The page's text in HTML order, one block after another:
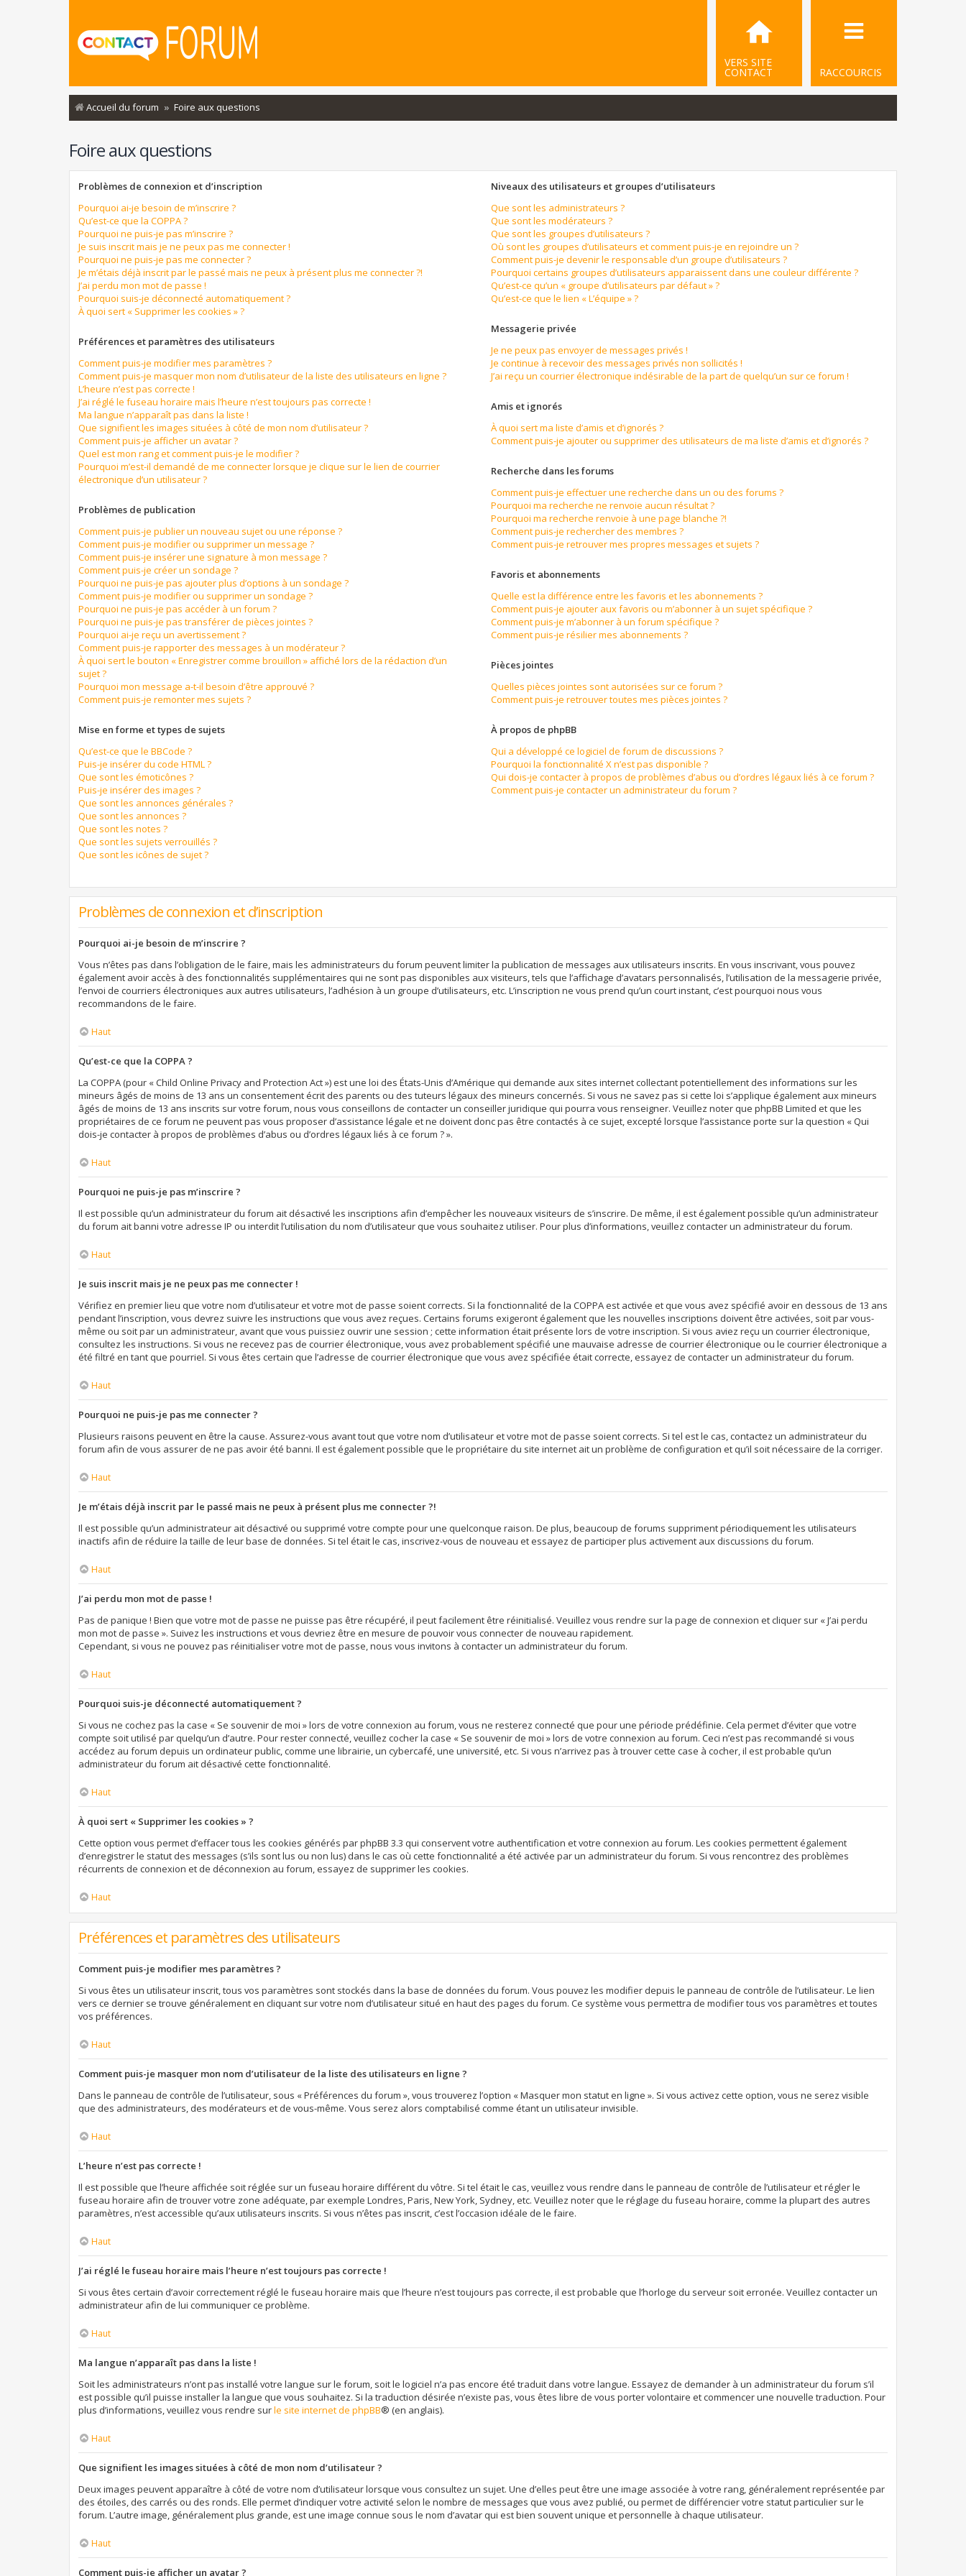
RACCOURCIS
VERS SITE
CONTACT
Accueil du forum Foire aux questions
Foire aux questions
Problèmes de connexion et d’inscription
Pourquoi ai-je besoin de m’inscrire ?
Qu’est-ce que la COPPA ?
Pourquoi ne puis-je pas m’inscrire ?
Je suis inscrit mais je ne peux pas me connecter !
Pourquoi ne puis-je pas me connecter ?
Je m’étais déjà inscrit par le passé mais ne peux à présent plus me connecter ?!
J’ai perdu mon mot de passe !
Pourquoi suis-je déconnecté automatiquement ?
À quoi sert « Supprimer les cookies » ?
Préférences et paramètres des utilisateurs
Comment puis-je modifier mes paramètres ?
Comment puis-je masquer mon nom d’utilisateur de la liste des utilisateurs en ligne ?
L’heure n’est pas correcte !
J’ai réglé le fuseau horaire mais l’heure n’est toujours pas correcte !
Ma langue n’apparaît pas dans la liste !
Que signifient les images situées à côté de mon nom d’utilisateur ?
Comment puis-je afficher un avatar ?
Quel est mon rang et comment puis-je le modifier ?
Pourquoi m’est-il demandé de me connecter lorsque je clique sur le lien de courrier
électronique d’un utilisateur ?
Problèmes de publication
Comment puis-je publier un nouveau sujet ou une réponse ?
Comment puis-je modifier ou supprimer un message ?
Comment puis-je insérer une signature à mon message ?
Comment puis-je créer un sondage ?
Pourquoi ne puis-je pas ajouter plus d’options à un sondage ?
Comment puis-je modifier ou supprimer un sondage ?
Pourquoi ne puis-je pas accéder à un forum ?
Pourquoi ne puis-je pas transférer de pièces jointes ?
Pourquoi ai-je reçu un avertissement ?
Comment puis-je rapporter des messages à un modérateur ?
À quoi sert le bouton « Enregistrer comme brouillon » affiché lors de la rédaction d’un
sujet ?
Pourquoi mon message a-t-il besoin d’être approuvé ?
Comment puis-je remonter mes sujets ?
Mise en forme et types de sujets
Qu’est-ce que le BBCode ?
Puis-je insérer du code HTML ?
Que sont les émoticônes ?
Puis-je insérer des images ?
Que sont les annonces générales ?
Que sont les annonces ?
Que sont les notes ?
Que sont les sujets verrouillés ?
Que sont les icônes de sujet ?
Niveaux des utilisateurs et groupes d’utilisateurs
Que sont les administrateurs ?
Que sont les modérateurs ?
Que sont les groupes d’utilisateurs ?
Où sont les groupes d’utilisateurs et comment puis-je en rejoindre un ?
Comment puis-je devenir le responsable d’un groupe d’utilisateurs ?
Pourquoi certains groupes d’utilisateurs apparaissent dans une couleur différente ?
Qu’est-ce qu’un « groupe d’utilisateurs par défaut » ?
Qu’est-ce que le lien « L’équipe » ?
Messagerie privée
Je ne peux pas envoyer de messages privés !
Je continue à recevoir des messages privés non sollicités !
J’ai reçu un courrier électronique indésirable de la part de quelqu’un sur ce forum !
Amis et ignorés
À quoi sert ma liste d’amis et d’ignorés ?
Comment puis-je ajouter ou supprimer des utilisateurs de ma liste d’amis et d’ignorés ?
Recherche dans les forums
Comment puis-je effectuer une recherche dans un ou des forums ?
Pourquoi ma recherche ne renvoie aucun résultat ?
Pourquoi ma recherche renvoie à une page blanche ?!
Comment puis-je rechercher des membres ?
Comment puis-je retrouver mes propres messages et sujets ?
Favoris et abonnements
Quelle est la différence entre les favoris et les abonnements ?
Comment puis-je ajouter aux favoris ou m’abonner à un sujet spécifique ?
Comment puis-je m’abonner à un forum spécifique ?
Comment puis-je résilier mes abonnements ?
Pièces jointes
Quelles pièces jointes sont autorisées sur ce forum ?
Comment puis-je retrouver toutes mes pièces jointes ?
À propos de phpBB
Qui a développé ce logiciel de forum de discussions ?
Pourquoi la fonctionnalité X n’est pas disponible ?
Qui dois-je contacter à propos de problèmes d’abus ou d’ordres légaux liés à ce forum ?
Comment puis-je contacter un administrateur du forum ?
Problèmes de connexion et d’inscription
Pourquoi ai-je besoin de m’inscrire ?
Vous n’êtes pas dans l’obligation de le faire, mais les administrateurs du forum peuvent limiter la publication de messages aux utilisateurs inscrits. En vous inscrivant, vous pouvez
également avoir accès à des fonctionnalités supplémentaires qui ne sont pas disponibles aux visiteurs, tels que l’affichage d’avatars personnalisés, l’utilisation de la messagerie privée,
l’envoi de courriers électroniques aux autres utilisateurs, l’adhésion à un groupe d’utilisateurs, etc. L’inscription ne vous prend qu’un court instant, c’est pourquoi nous vous
recommandons de le faire.
Haut
Qu’est-ce que la COPPA ?
La COPPA (pour « Child Online Privacy and Protection Act ») est une loi des États-Unis d’Amérique qui demande aux sites internet collectant potentiellement des informations sur les
mineurs âgés de moins de 13 ans un consentement écrit des parents ou des tuteurs légaux des mineurs concernés. Si vous ne savez pas si cette loi s’applique également aux mineurs
âgés de moins de 13 ans inscrits sur votre forum, nous vous conseillons de contacter un conseiller juridique qui pourra vous renseigner. Veuillez noter que phpBB Limited et que les
propriétaires de ce forum ne peuvent pas vous proposer d’assistance légale et ne doivent donc pas être contactés à ce sujet, excepté lorsque l’assistance porte sur la question « Qui
dois-je contacter à propos de problèmes d’abus ou d’ordres légaux liés à ce forum ? ».
Haut
Pourquoi ne puis-je pas m’inscrire ?
Il est possible qu’un administrateur du forum ait désactivé les inscriptions afin d’empêcher les nouveaux visiteurs de s’inscrire. De même, il est également possible qu’un administrateur
du forum ait banni votre adresse IP ou interdit l’utilisation du nom d’utilisateur que vous souhaitez utiliser. Pour plus d’informations, veuillez contacter un administrateur du forum.
Haut
Je suis inscrit mais je ne peux pas me connecter !
Vérifiez en premier lieu que votre nom d’utilisateur et votre mot de passe soient corrects. Si la fonctionnalité de la COPPA est activée et que vous avez spécifié avoir en dessous de 13 ans
pendant l’inscription, vous devrez suivre les instructions que vous avez reçues. Certains forums exigeront également que les nouvelles inscriptions doivent être activées, soit par vous-
même ou soit par un administrateur, avant que vous puissiez ouvrir une session ; cette information était présente lors de votre inscription. Si vous aviez reçu un courrier électronique,
consultez les instructions. Si vous ne recevez pas de courrier électronique, vous avez probablement spécifié une mauvaise adresse de courrier électronique ou le courrier électronique a
été filtré en tant que pourriel. Si vous êtes certain que l’adresse de courrier électronique que vous avez spécifiée était correcte, essayez de contacter un administrateur du forum.
Haut
Pourquoi ne puis-je pas me connecter ?
Plusieurs raisons peuvent en être la cause. Assurez-vous avant tout que votre nom d’utilisateur et votre mot de passe soient corrects. Si tel est le cas, contactez un administrateur du
forum afin de vous assurer de ne pas avoir été banni. Il est également possible que le propriétaire du site internet ait un problème de configuration et qu’il soit nécessaire de la corriger.
Haut
Je m’étais déjà inscrit par le passé mais ne peux à présent plus me connecter ?!
Il est possible qu’un administrateur ait désactivé ou supprimé votre compte pour une quelconque raison. De plus, beaucoup de forums suppriment périodiquement les utilisateurs
inactifs afin de réduire la taille de leur base de données. Si tel était le cas, inscrivez-vous de nouveau et essayez de participer plus activement aux discussions du forum.
Haut
J’ai perdu mon mot de passe !
Pas de panique ! Bien que votre mot de passe ne puisse pas être récupéré, il peut facilement être réinitialisé. Veuillez vous rendre sur la page de connexion et cliquer sur « J’ai perdu
mon mot de passe ». Suivez les instructions et vous devriez être en mesure de pouvoir vous connecter de nouveau rapidement.
Cependant, si vous ne pouvez pas réinitialiser votre mot de passe, nous vous invitons à contacter un administrateur du forum.
Haut
Pourquoi suis-je déconnecté automatiquement ?
Si vous ne cochez pas la case « Se souvenir de moi » lors de votre connexion au forum, vous ne resterez connecté que pour une période prédéfinie. Cela permet d’éviter que votre
compte soit utilisé par quelqu’un d’autre. Pour rester connecté, veuillez cocher la case « Se souvenir de moi » lors de votre connexion au forum. Ceci n’est pas recommandé si vous
accédez au forum depuis un ordinateur public, comme une librairie, un cybercafé, une université, etc. Si vous n’arrivez pas à trouver cette case à cocher, il est probable qu’un
administrateur du forum ait désactivé cette fonctionnalité.
Haut
À quoi sert « Supprimer les cookies » ?
Cette option vous permet d’effacer tous les cookies générés par phpBB 3.3 qui conservent votre authentification et votre connexion au forum. Les cookies permettent également
d’enregistrer le statut des messages (s’ils sont lus ou non lus) dans le cas où cette fonctionnalité a été activée par un administrateur du forum. Si vous rencontrez des problèmes
récurrents de connexion et de déconnexion au forum, essayez de supprimer les cookies.
Haut
Préférences et paramètres des utilisateurs
Comment puis-je modifier mes paramètres ?
Si vous êtes un utilisateur inscrit, tous vos paramètres sont stockés dans la base de données du forum. Vous pouvez les modifier depuis le panneau de contrôle de l’utilisateur. Le lien
vers ce dernier se trouve généralement en cliquant sur votre nom d’utilisateur situé en haut des pages du forum. Ce système vous permettra de modifier tous vos paramètres et toutes
vos préférences.
Haut
Comment puis-je masquer mon nom d’utilisateur de la liste des utilisateurs en ligne ?
Dans le panneau de contrôle de l’utilisateur, sous « Préférences du forum », vous trouverez l’option « Masquer mon statut en ligne ». Si vous activez cette option, vous ne serez visible
que des administrateurs, des modérateurs et de vous-même. Vous serez alors comptabilisé comme étant un utilisateur invisible.
Haut
L’heure n’est pas correcte !
Il est possible que l’heure affichée soit réglée sur un fuseau horaire différent du vôtre. Si tel était le cas, veuillez vous rendre dans le panneau de contrôle de l’utilisateur et régler le
fuseau horaire afin de trouver votre zone adéquate, par exemple Londres, Paris, New York, Sydney, etc. Veuillez noter que le réglage du fuseau horaire, comme la plupart des autres
paramètres, n’est accessible qu’aux utilisateurs inscrits. Si vous n’êtes pas inscrit, c’est l’occasion idéale de le faire.
Haut
J’ai réglé le fuseau horaire mais l’heure n’est toujours pas correcte !
Si vous êtes certain d’avoir correctement réglé le fuseau horaire mais que l’heure n’est toujours pas correcte, il est probable que l’horloge du serveur soit erronée. Veuillez contacter un
administrateur afin de lui communiquer ce problème.
Haut
Ma langue n’apparaît pas dans la liste !
Soit les administrateurs n’ont pas installé votre langue sur le forum, soit le logiciel n’a pas encore été traduit dans votre langue. Essayez de demander à un administrateur du forum s’il
est possible qu’il puisse installer la langue que vous souhaitez. Si la traduction désirée n’existe pas, vous êtes libre de vous porter volontaire et commencer une nouvelle traduction. Pour
plus d’informations, veuillez vous rendre surle site internet de phpBB® (en anglais).
Haut
Que signifient les images situées à côté de mon nom d’utilisateur ?
Deux images peuvent apparaître à côté de votre nom d’utilisateur lorsque vous consultez un sujet. Une d’elles peut être une image associée à votre rang, généralement représentée par
des étoiles, des carrés ou des ronds. Elle permet d’indiquer votre activité selon le nombre de messages que vous avez publié, ou permet de différencier votre statut particulier sur le
forum. L’autre image, généralement plus grande, est une image connue sous le nom d’avatar qui est bien souvent unique et personnelle à chaque utilisateur.
Haut
Comment puis-je afficher un avatar ?